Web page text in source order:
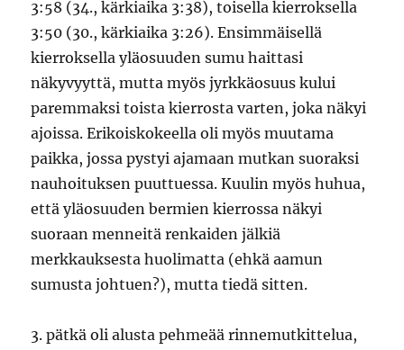
3:58 (34., kärkiaika 3:38), toisella kierroksella
3:50 (30., kärkiaika 3:26). Ensimmäisellä
kierroksella yläosuuden sumu haittasi
näkyvyyttä, mutta myös jyrkkäosuus kului
paremmaksi toista kierrosta varten, joka näkyi
ajoissa. Erikoiskokeella oli myös muutama
paikka, jossa pystyi ajamaan mutkan suoraksi
nauhoituksen puuttuessa. Kuulin myös huhua,
että yläosuuden bermien kierrossa näkyi
suoraan menneitä renkaiden jälkiä
merkkauksesta huolimatta (ehkä aamun
sumusta johtuen?), mutta tiedä sitten.
3. pätkä oli alusta pehmeää rinnemutkittelua,